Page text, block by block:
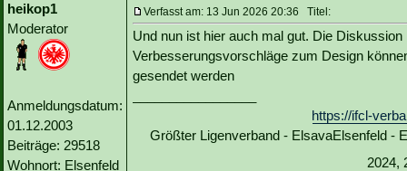
heikop1
Moderator
Anmeldungsdatum:
01.12.2003
Beiträge: 29518
Wohnort: Elsenfeld
Verfasst am: 13 Jun 2026 20:36 Titel:
Und nun ist hier auch mal gut. Die
Verbesserungsvorschläge zum Design
gesendet werden
https://ifcl-
Größter Ligenverband - ElsavaElsenfeld -
2024,